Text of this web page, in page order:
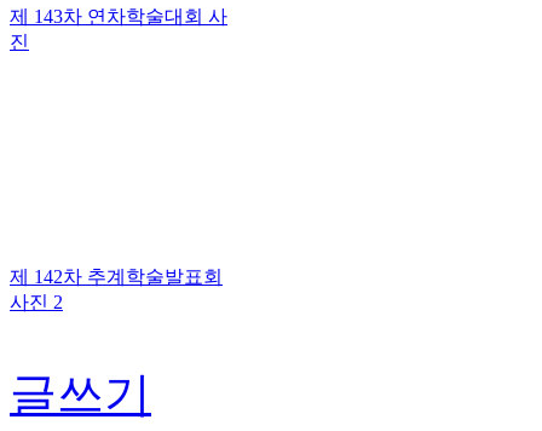
제 143차 연차학술대회 사
진
제 142차 추계학술발표회
사진 2
글쓰기